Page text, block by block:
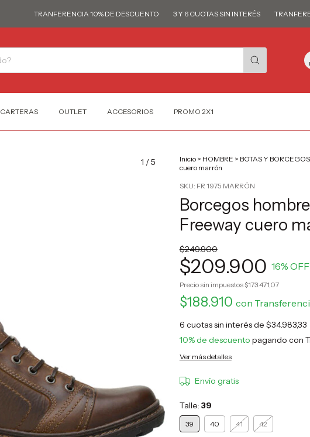
TRANFERENCIA 10% DE DESCUENTO 3 Y 6 CUOTAS SIN INTERÉS
CARTERAS OUTLET ACCESORIOS PROMO 2X1
1 /5 Inicio > HOMBRE > BOTAS Y BORCEGOS
cuero marrón
SKU: FR 1975 MARRÓN
Borcegos
Freeway cuero
$249.900
$209.900 16% OFF
Precio sin impuestos$173.471,07
$188.910 con
6 cuotas sin interés de $34.983,33
10% de descuento pagando con
Ver más detalles
Envío gratis
Talle: 39
39 40 41 42